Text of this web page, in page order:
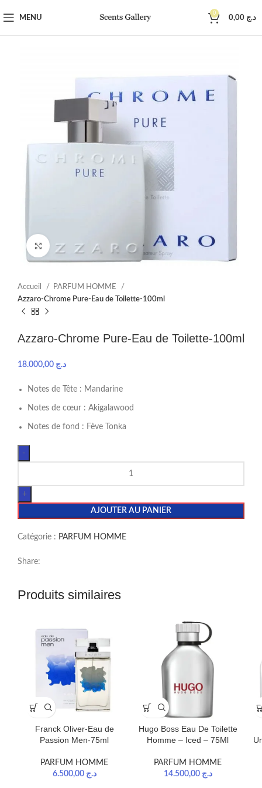
MENU
0
د.ج
Click to enlarge
Accueil
PARFUM HOMME
Azzaro-Chrome Pure-Eau de Toilette-100ml
Azzaro-Chrome Pure-Eau de Toilette-100ml
د.ج
Notes de Tête : Mandarine
Notes de cœur : Akigalawood
Notes de fond : Fève Tonka
AJOUTER AU PANIER
Catégorie : PARFUM HOMME
Share:
Produits similaires
Franck Oliver-Eau de
Passion Men-75ml
PARFUM HOMME
د.ج 6.500,00
Hugo Boss Eau De Toilette
Homme – Iced – 75Ml
PARFUM HOMME
د.ج 14.500,00